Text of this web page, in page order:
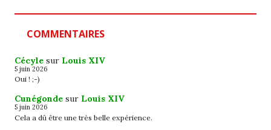
COMMENTAIRES
Cécyle sur Louis XIV
5 juin 2026
Oui ! ;-)
Cunégonde sur Louis XIV
5 juin 2026
Cela a dû être une très belle expérience.